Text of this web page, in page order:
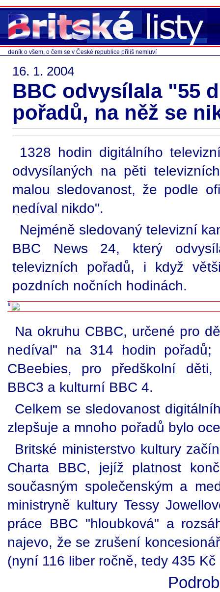
deník o všem, o čem se v České republice příliš nemluví
16. 1. 2004
BBC odvysílala "55
pořadů, na něž se
1328 hodin digitálního
odvysílaných na pěti
malou sledovanost, že podle
nedíval nikdo".
Nejméně sledovaný televizní
BBC News 24, který
televizních pořadů, i když
pozdních nočních hodinách.
Na okruhu CBBC, určené pro
nedíval" na 314 hodin pořadů;
CBeebies, pro předškolní
BBC3 a kulturní BBC 4.
Celkem se sledovanost
zlepšuje a mnoho pořadů bylo
Britské ministerstvo kultury
Charta BBC, jejíž platnost
současným společenským a
ministryně kultury Tessy
práce BBC "hloubková" a
najevo, že se zrušení
(nyní 116 liber ročně, tedy 435